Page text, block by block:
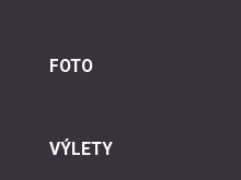
FOTO
VÝLETY